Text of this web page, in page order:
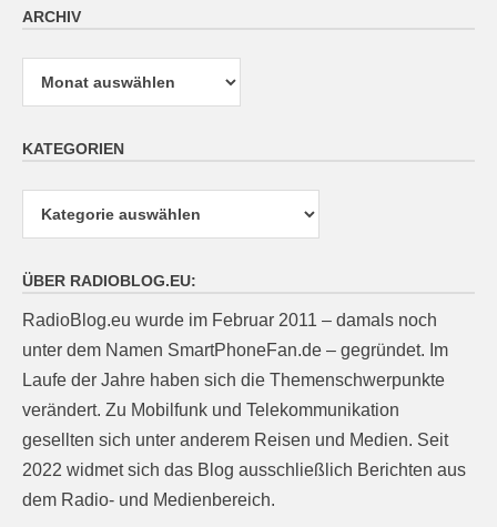
ARCHIV
Archiv
KATEGORIEN
ÜBER RADIOBLOG.EU:
RadioBlog.eu wurde im Februar 2011 – damals noch
unter dem Namen SmartPhoneFan.de – gegründet. Im
Laufe der Jahre haben sich die Themenschwerpunkte
verändert. Zu Mobilfunk und Telekommunikation
gesellten sich unter anderem Reisen und Medien. Seit
2022 widmet sich das Blog ausschließlich Berichten aus
dem Radio- und Medienbereich.